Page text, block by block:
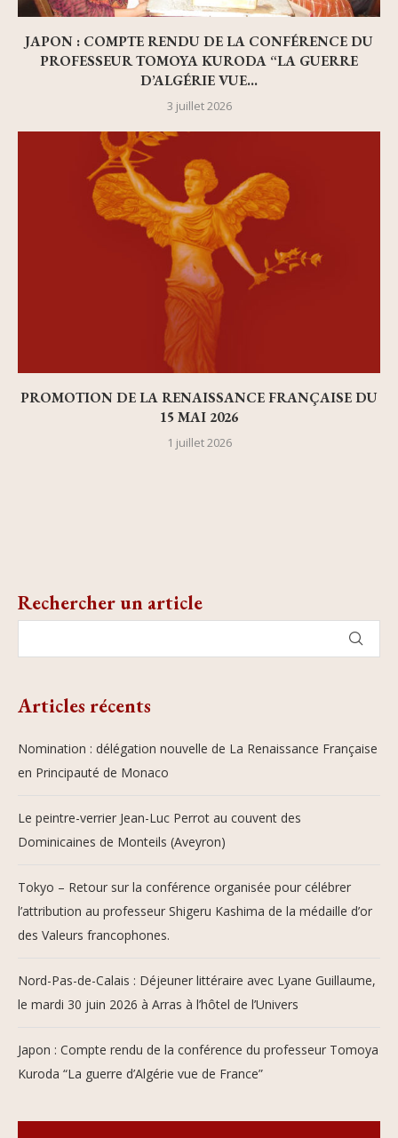
JAPON : COMPTE RENDU DE LA CONFÉRENCE DU
PROFESSEUR TOMOYA KURODA “LA GUERRE
D’ALGÉRIE VUE...
3 juillet 2026
PROMOTION DE LA RENAISSANCE FRANÇAISE DU
15 MAI 2026
1 juillet 2026
Rechercher un article
Articles récents
Nomination : délégation nouvelle de La Renaissance Française
en Principauté de Monaco
Le peintre-verrier Jean-Luc Perrot au couvent des
Dominicaines de Monteils (Aveyron)
Tokyo – Retour sur la conférence organisée pour célébrer
l’attribution au professeur Shigeru Kashima de la médaille d’or
des Valeurs francophones.
Nord-Pas-de-Calais : Déjeuner littéraire avec Lyane Guillaume,
le mardi 30 juin 2026 à Arras à l’hôtel de l’Univers
Japon : Compte rendu de la conférence du professeur Tomoya
Kuroda “La guerre d’Algérie vue de France”